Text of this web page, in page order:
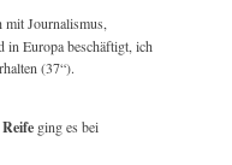
mit Journalismus,
Europa beschäftigt, ich
(37“).
ging es bei